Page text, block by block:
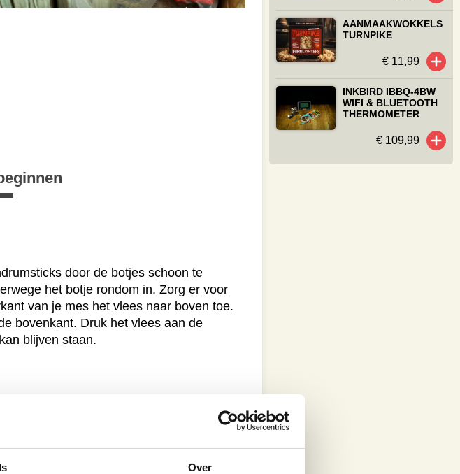
Over
door de botjes schoon te
het botje rondom in. Zorg er voor
van je mes het vlees naar boven toe.
bovenkant. Druk het vlees aan de
blijven staan.
1 eetlepel The Boost en 0,5 liter koud
is. Als het zout goed is opgelost is
AANMAAKWOKKELS
TURNPIKE
€ 11,99
INKBIRD IBBQ-4BW
WIFI & BLUETOOTH
THERMOMETER
€ 109,99